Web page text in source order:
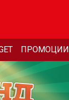
ПРОМОЦИИ